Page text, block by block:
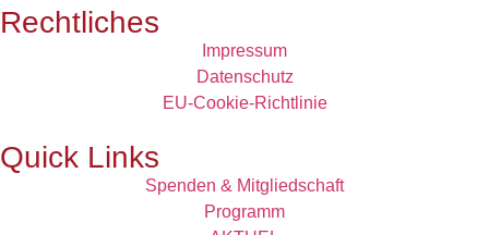
Rechtliches
Impressum
Datenschutz
EU-Cookie-Richtlinie
Quick Links
Spenden & Mitgliedschaft
Programm